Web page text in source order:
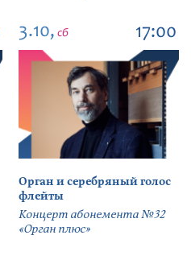
3.10, сб 17:00
Орган и серебряный голос
флейты
Концерт абонемента №32
«Орган плюс»